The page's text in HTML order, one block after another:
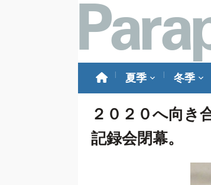
夏季 冬季
２０２０へ向き
記録会閉幕。